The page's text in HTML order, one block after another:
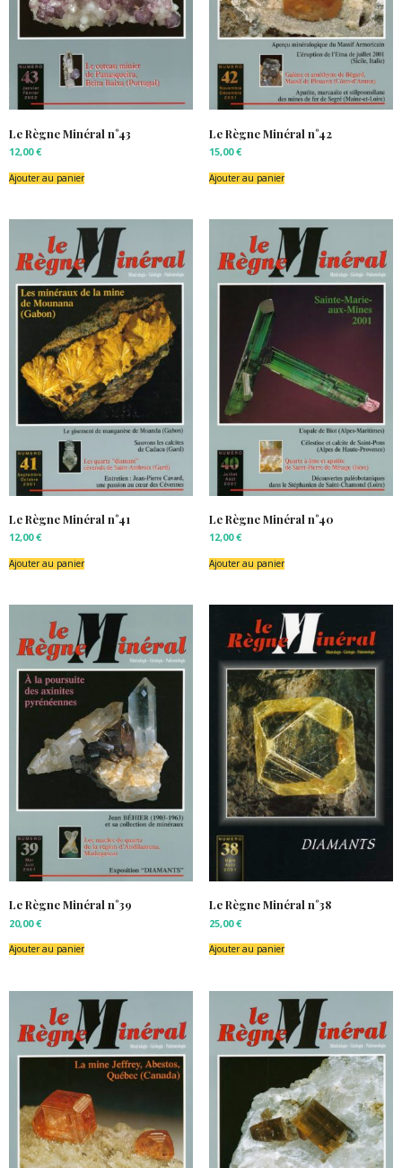
Le Règne Minéral n°43
12,00€
Ajouter au panier
Le Règne Minéral n°42
15,00€
Ajouter au panier
Le Règne Minéral n°41
12,00€
Ajouter au panier
Le Règne Minéral n°40
12,00€
Ajouter au panier
Le Règne Minéral n°39
20,00€
Ajouter au panier
Le Règne Minéral n°38
25,00€
Ajouter au panier